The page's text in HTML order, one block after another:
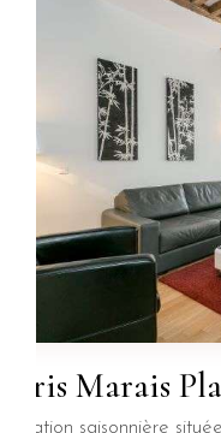
Paris Marais
Location saisonnière